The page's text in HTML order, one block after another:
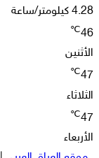
4.28 كيلومتر/ساعة
46
℃
الأثنين
47
℃
الثلاثاء
47
℃
الأربعاء